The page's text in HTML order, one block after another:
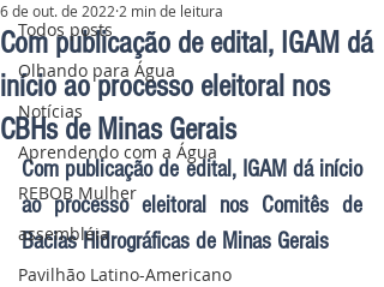
Todos posts
Olhando para Água
Notícias
Aprendendo com a Água
REBOB Mulher
assembléia
Pavilhão Latino-Americano
Com publicação de edital, IGAM dá
início ao processo eleitoral nos
CBHs de Minas Gerais
6 de out. de 2022 2 min de leitura
Com publicação de edital, IGAM dá início
ao processo eleitoral nos Comitês de
Bacias Hidrográficas de Minas Gerais